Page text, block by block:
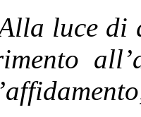
luce di